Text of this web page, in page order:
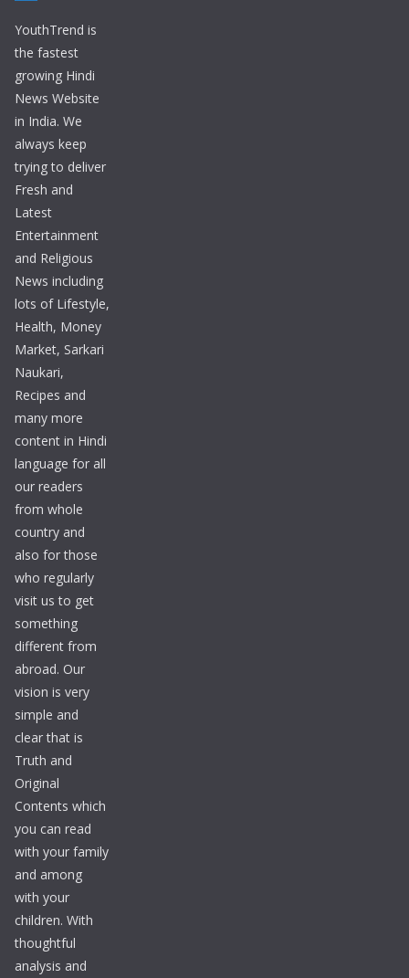
YouthTrend is
the fastest
growing Hindi
News Website
in India. We
always keep
trying to deliver
Fresh and
Latest
Entertainment
and Religious
News including
lots of Lifestyle,
Health, Money
Market, Sarkari
Naukari,
Recipes and
many more
content in Hindi
language for all
our readers
from whole
country and
also for those
who regularly
visit us to get
something
different from
abroad. Our
vision is very
simple and
clear that is
Truth and
Original
Contents which
you can read
with your family
and among
with your
children. With
thoughtful
analysis and